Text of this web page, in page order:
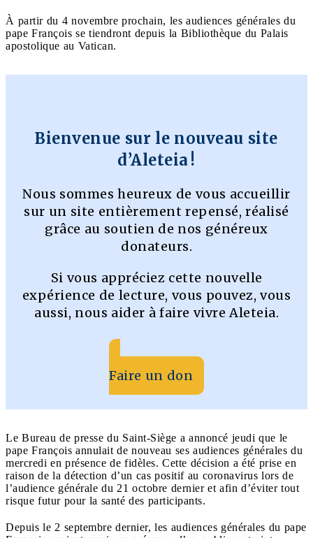
À partir du 4 novembre prochain, les audiences générales du
pape François se tiendront depuis la Bibliothèque du Palais
apostolique au Vatican.
Bienvenue sur le nouveau site
d’Aleteia !
Nous sommes heureux de vous accueillir
sur un site entièrement repensé, réalisé
grâce au soutien de nos généreux
donateurs.
Si vous appréciez cette nouvelle
expérience de lecture, vous pouvez, vous
aussi, nous aider à faire vivre Aleteia.
Faire un don
Le Bureau de presse du Saint-Siège a annoncé jeudi que le
pape François annulait de nouveau ses audiences générales du
mercredi en présence de fidèles. Cette décision a été prise en
raison de la détection d’un cas positif au coronavirus lors de
l’audience générale du 21 octobre dernier et afin d’éviter tout
risque futur pour la santé des participants.
Depuis le 2 septembre dernier, les audiences générales du pape